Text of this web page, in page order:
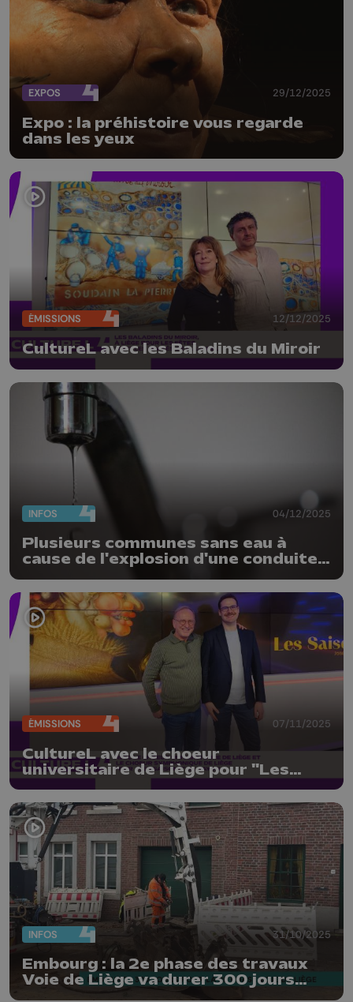
EXPOS 29/12/2025
Expo : la préhistoire vous regarde
dans les yeux
ÉMISSIONS 12/12/2025
CultureL avec les Baladins du Miroir
INFOS 04/12/2025
Plusieurs communes sans eau à
cause de l'explosion d'une conduite à
ÉMISSIONS 07/11/2025
CultureL avec le choeur
universitaire de Liège pour "Les
saisons" de Haydn
INFOS 31/10/2025
Embourg : la 2e phase des travaux
Voie de Liège va durer 300 jours